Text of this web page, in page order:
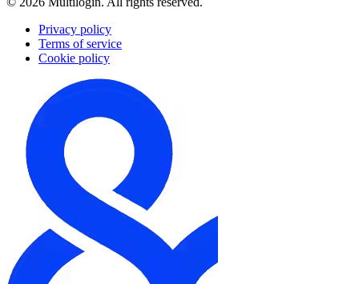
Privacy policy
Terms of service
Cookie policy